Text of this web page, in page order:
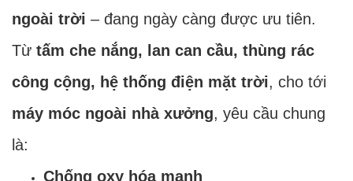
ngoài trời – đang ngày càng được ưu tiên.
Từ tấm che nắng, lan can cầu, thùng rác
công cộng, hệ thống điện mặt trời, cho tới
máy móc ngoài nhà xưởng, yêu cầu chung
là:
Chống oxy hóa mạnh